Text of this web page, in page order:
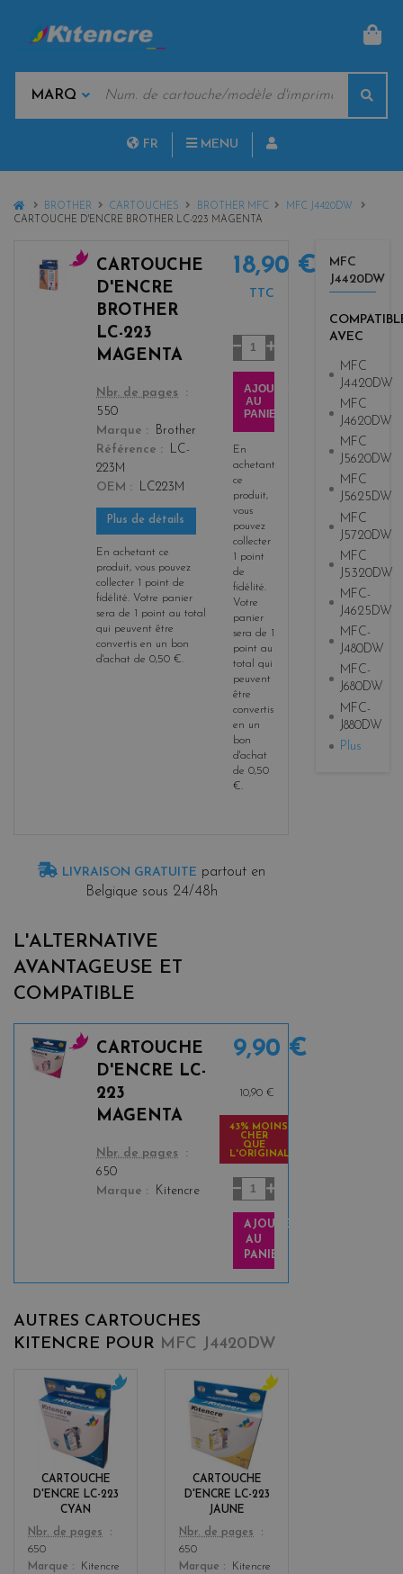
MARQUES
CLÉS
FR MENU
HOMEBROTHER CARTOUCHES BROTHER MFC
MFC J4420DW
CARTOUCHE D'ENCRE BROTHER LC-223 MAGENTA
CARTOUCHE
D'ENCRE
BROTHER
LC-223
MAGENTA
color
Nbr. de pages
550
Marque
Brother
Référence
LC-
223M
OEM
LC223M
Plus de détails
En achetant ce
produit, vous pouvez
collecter 1 point de
fidélité. Votre panier
sera de 1 point au total
qui peuvent être
convertis en un bon
d'achat de 0,50 €.
18,90 €
TTC
Quantité
AJOUTER
AU
PANIER
En
achetant
ce
produit,
vous
pouvez
collecter
1 point
de
fidélité.
Votre
panier
sera de 1
point au
total qui
peuvent
être
convertis
en un
bon
d'achat
de 0,50
€.
LIVRAISON GRATUITE partout en
Belgique sous 24/48h
L'ALTERNATIVE
AVANTAGEUSE ET
COMPATIBLE
CARTOUCHE
D'ENCRE LC-
223
MAGENTA
color
Nbr. de pages
650
Marque
Kitencre
9,90 €
10,90 €
43% MOINS
CHER
QUE
L'ORIGINAL
AJOUTER
AU
PANIER
AUTRES CARTOUCHES
KITENCRE POUR MFC J4420DW
CARTOUCHE
D'ENCRE LC-223
CYAN
Color
c
y
a
n
Nbr. de pages
650
Marque
Kitencre
CARTOUCHE
D'ENCRE LC-223
JAUNE
Color
y
e
o
w
Nbr. de pages
650
Marque
Kitencre
MFC
J4420DW
AVEC
MFC
J4420DW
MFC
J4620DW
MFC
J5620DW
MFC
J5625DW
MFC
J5720DW
MFC
J5320DW
MFC-
J4625DW
MFC-
J480DW
MFC-
J680DW
MFC-
J880DW
Plus